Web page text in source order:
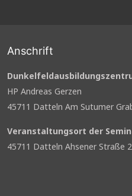
Anschrift
HP Andreas Gerzen
45711 Datteln Am Sutumer
Veranstaltungsort der
45711 Datteln Ahsener Straße